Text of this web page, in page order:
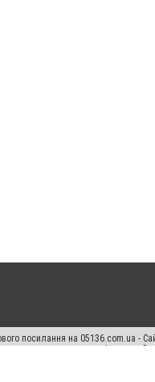
посилання на 05136.com.ua -
виняткових прав переслідується